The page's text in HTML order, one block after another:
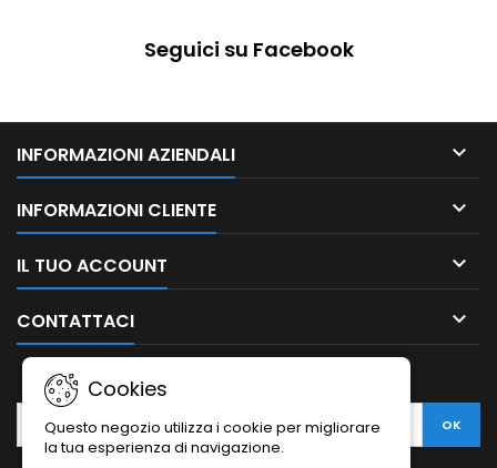
Seguici su Facebook
INFORMAZIONI AZIENDALI 
INFORMAZIONI CLIENTE 
IL TUO ACCOUNT 
CONTATTACI 
Cookies
Questo negozio utilizza i cookie per migliorare
la tua esperienza di navigazione.